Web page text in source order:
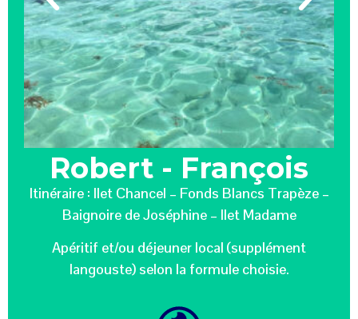
Robert - François
Itinéraire : Ilet Chancel – Fonds Blancs Trapèze –
Baignoire de Joséphine – Ilet Madame
Apéritif et/ou déjeuner local (supplément
langouste) selon la formule choisie.